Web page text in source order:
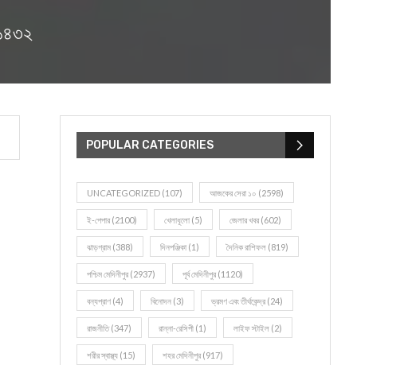
POPULAR CATEGORIES
UNCATEGORIZED (107) আজকের সেরা ১০ (2598)
ই-পেপার (2100) খেলাধূলো (5) জেলার খবর (602)
ঝাড়গ্রাম (388) দিনপঞ্জিকা (1) দৈনিক রাশিফল (819)
পশ্চিম মেদিনীপুর (2937) পূর্ব মেদিনীপুর (1120)
বন্যপ্রাণ (4) বিনোদন (3) ভ্রমণ এবং তীর্থকেন্দ্র (24)
রাজনীতি(347) রান্না-রেসিপী (1) লাইফ স্টাইল (2)
শরীর স্বাস্থ্য (15) শহর মেদিনীপুর (917)